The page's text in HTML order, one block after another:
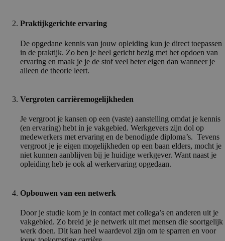
Praktijkgerichte ervaring
De opgedane kennis van jouw opleiding kun je direct toepassen
in de praktijk. Zo ben je heel gericht bezig met het opdoen van
ervaring en maak je je de stof veel beter eigen dan wanneer je
alleen de theorie leert.
Vergroten carrièremogelijkheden
Je vergroot je kansen op een (vaste) aanstelling omdat je kennis
(en ervaring) hebt in je vakgebied. Werkgevers zijn dol op
medewerkers met ervaring en de benodigde diploma’s. Tevens
vergroot je je eigen mogelijkheden op een baan elders, mocht je
niet kunnen aanblijven bij je huidige werkgever. Want naast je
opleiding heb je ook al werkervaring opgedaan.
Opbouwen van een netwerk
Door je studie kom je in contact met collega’s en anderen uit je
vakgebied. Zo breid je je netwerk uit met mensen die soortgelijk
werk doen. Dit kan heel waardevol zijn om te sparren en voor